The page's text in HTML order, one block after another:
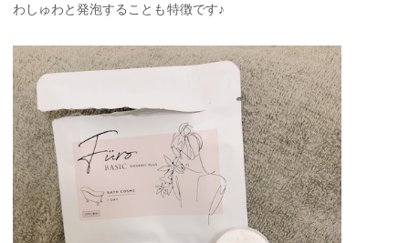
わしゅわと発泡することも特徴です♪